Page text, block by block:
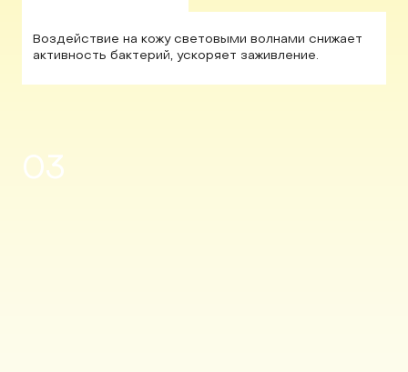
Воздействие на кожу световыми волнами снижает
активность бактерий, ускоряет заживление.
03